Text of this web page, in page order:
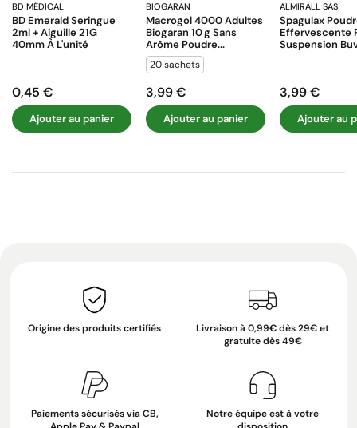
BD MÉDICAL
BD Emerald Seringue
2ml + Aiguille 21G
40mm À L'unité
Prix
0,45 €
Ajouter au panier
BIOGARAN
Macrogol 4000 Adultes
Biogaran 10 G Sans
Arôme Poudre...
20 sachets
Prix
3,99 €
Ajouter au panier
ALMIRALL SAS
Spagulax
Effervescente
Suspension
Prix
3,99 €
Ajouter au
Origine des produits certifiés
Livraison à 0,99€ dès 29€ et
gratuite dès 49€
Paiements sécurisés via CB,
Notre équipe est à votre